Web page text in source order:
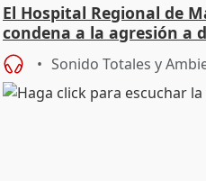
El Hospital Regional de
condena a la agresión a
Urgencias
Sonido Totales y